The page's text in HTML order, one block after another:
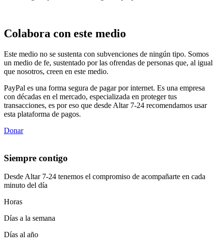
Colabora con este medio
Este medio no se sustenta con subvenciones de ningún tipo. Somos
un medio de fe, sustentado por las ofrendas de personas que, al igual
que nosotros, creen en este medio.
PayPal es una forma segura de pagar por internet. Es una empresa
con décadas en el mercado, especializada en proteger tus
transacciones, es por eso que desde Altar 7-24 recomendamos usar
esta plataforma de pagos.
Donar
Siempre contigo
Desde Altar 7-24 tenemos el compromiso de acompañarte en cada
minuto del día
Horas
Días a la semana
Días al año